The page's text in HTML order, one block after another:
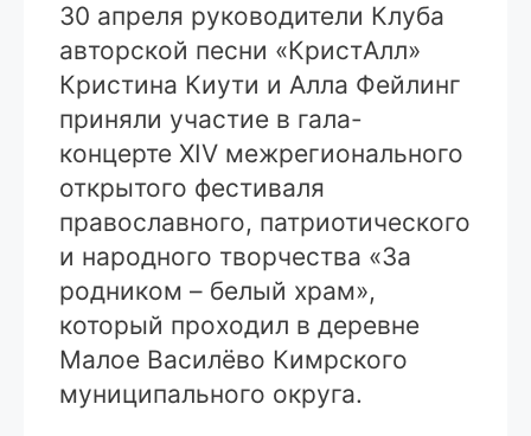
30 апреля руководители Клуба
авторской песни «КристАлл»
Кристина Киути и Алла Фейлинг
приняли участие в гала-
концерте XIV межрегионального
открытого фестиваля
православного, патриотического
и народного творчества «За
родником – белый храм»,
который проходил в деревне
Малое Василёво Кимрского
муниципального округа.